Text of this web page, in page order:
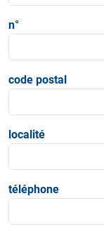
n°
code postal
localité
téléphone